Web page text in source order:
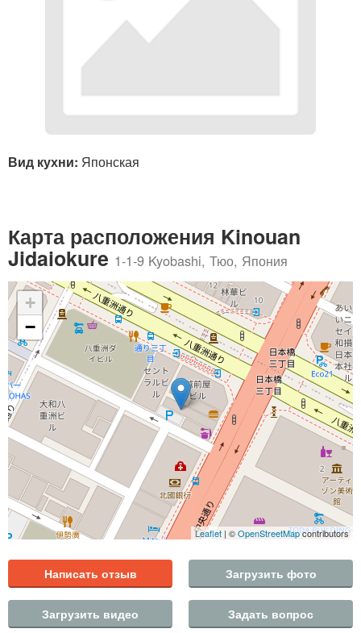
Вид кухни: Японская
Карта расположения Kinouan
Jidaiokure 1-1-9 Kyobashi, Тюо, Япония
+
−
Leaflet | ©OpenStreetMapcontributors
Написать отзыв Загрузить фото
Загрузить видео Задать вопрос